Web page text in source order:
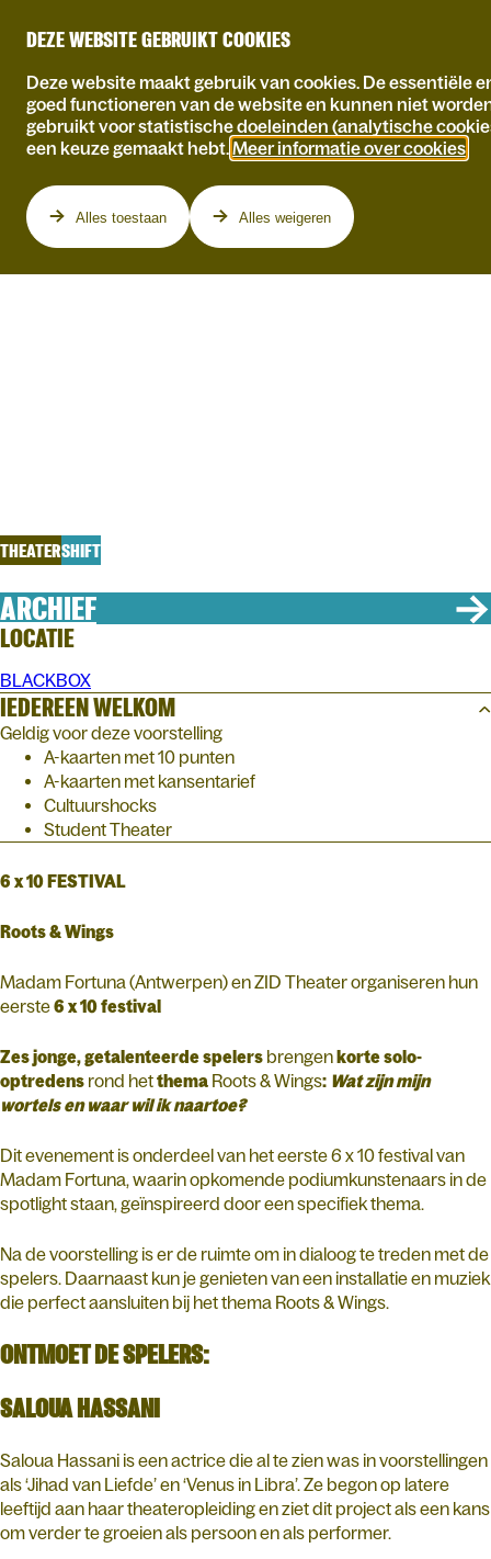
DEZE WEBSITE GEBRUIKT COOKIES
Deze website maakt gebruik van cookies. De essentiële
goed functioneren van de website en kunnen niet
gebruikt voor statistische doeleinden (analytische
een keuze gemaakt hebt. Meer informatie over cookies
Alles toestaan Alles weigeren
THEATERSHIFT
ARCHIEF
LOCATIE
BLACKBOX
IEDEREEN WELKOM
Geldig voor deze voorstelling
A-kaarten met 10 punten
A-kaarten met kansentarief
Cultuurshocks
Student Theater
6 x 10 FESTIVAL
Roots & Wings
Madam Fortuna (Antwerpen) en ZID Theater organiseren hun
eerste6 x 10 festival
Zes jonge, getalenteerde spelers brengenkorte solo-
optredens rond hetthema Roots & Wings: Wat zijn mijn
wortels en waar wil ik naartoe?
Dit evenement is onderdeel van het eerste 6 x 10 festival van
Madam Fortuna, waarin opkomende podiumkunstenaars in de
spotlight staan, geïnspireerd door een specifiek thema.
Na de voorstelling is er de ruimte om in dialoog te treden met de
spelers. Daarnaast kun je genieten van een installatie en muziek
die perfect aansluiten bij het thema Roots & Wings.
ONTMOET DE SPELERS:
SALOUA HASSANI
Saloua Hassani is een actrice die al te zien was in voorstellingen
als ‘Jihad van Liefde’ en ‘Venus in Libra’. Ze begon op latere
leeftijd aan haar theateropleiding en ziet dit project als een kans
om verder te groeien als persoon en als performer.